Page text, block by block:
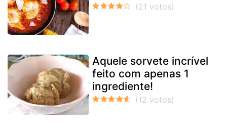
Aquele sorvete incrível
feito com apenas 1
ingrediente!